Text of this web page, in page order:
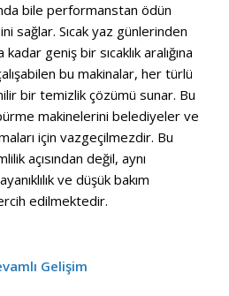
bile performanstan ödün
sağlar. Sıcak yaz günlerinden
geniş bir sıcaklık aralığına
bu makinalar, her türlü
bir temizlik çözümü sunar. Bu
makinelerini belediyeler ve
için vazgeçilmezdir. Bu
açısından değil, aynı
ve düşük bakım
edilmektedir.
Gelişim